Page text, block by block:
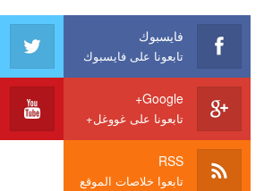
فايسبوك
تابعونا على فايسبوك
Google+
تابعونا على غووغل+
RSS
تابعوا خلاصات الموقع